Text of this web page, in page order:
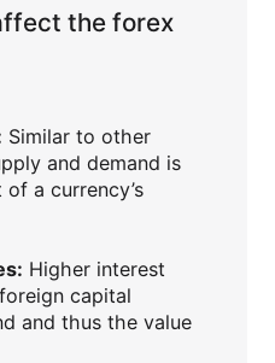
the forex
Similar to other
and demand is
a currency’s
Higher interest
capital
and thus the value